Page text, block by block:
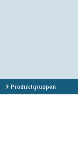
Produktgruppen